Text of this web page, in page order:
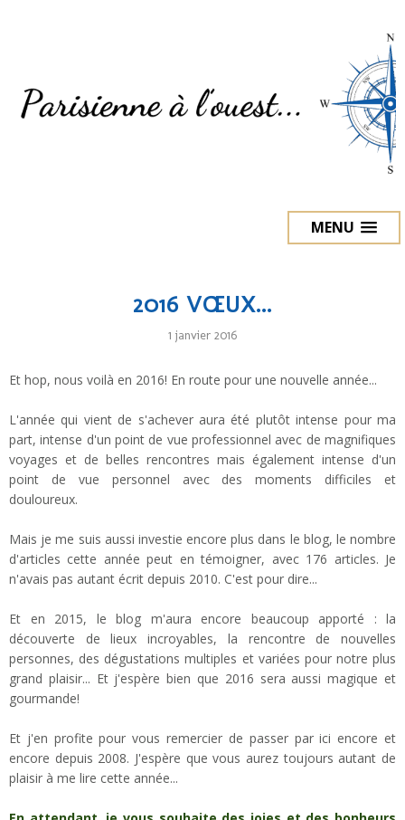
MENU
2016 VŒUX...
1 janvier 2016
Et hop, nous voilà en 2016! En route pour une nouvelle année...
L'année qui vient de s'achever aura été plutôt intense pour ma
part, intense d'un point de vue professionnel avec de magnifiques
voyages et de belles rencontres mais également intense d'un
point de vue personnel avec des moments difficiles et
douloureux.
Mais je me suis aussi investie encore plus dans le blog, le nombre
d'articles cette année peut en témoigner, avec 176 articles. Je
n'avais pas autant écrit depuis 2010. C'est pour dire...
Et en 2015, le blog m'aura encore beaucoup apporté : la
découverte de lieux incroyables, la rencontre de nouvelles
personnes, des dégustations multiples et variées pour notre plus
grand plaisir... Et j'espère bien que 2016 sera aussi magique et
gourmande!
Et j'en profite pour vous remercier de passer par ici encore et
encore depuis 2008. J'espère que vous aurez toujours autant de
plaisir à me lire cette année...